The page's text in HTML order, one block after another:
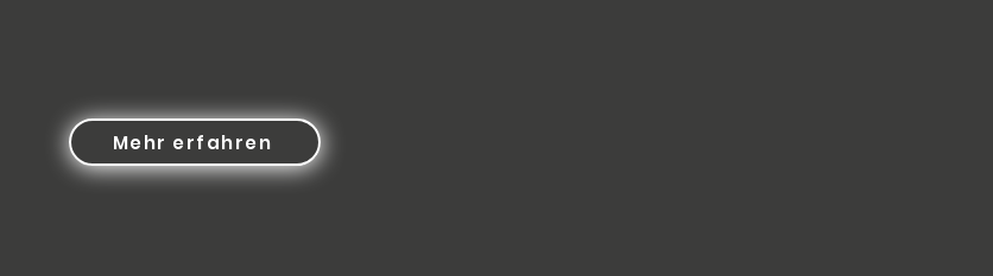
Mehr erfahren